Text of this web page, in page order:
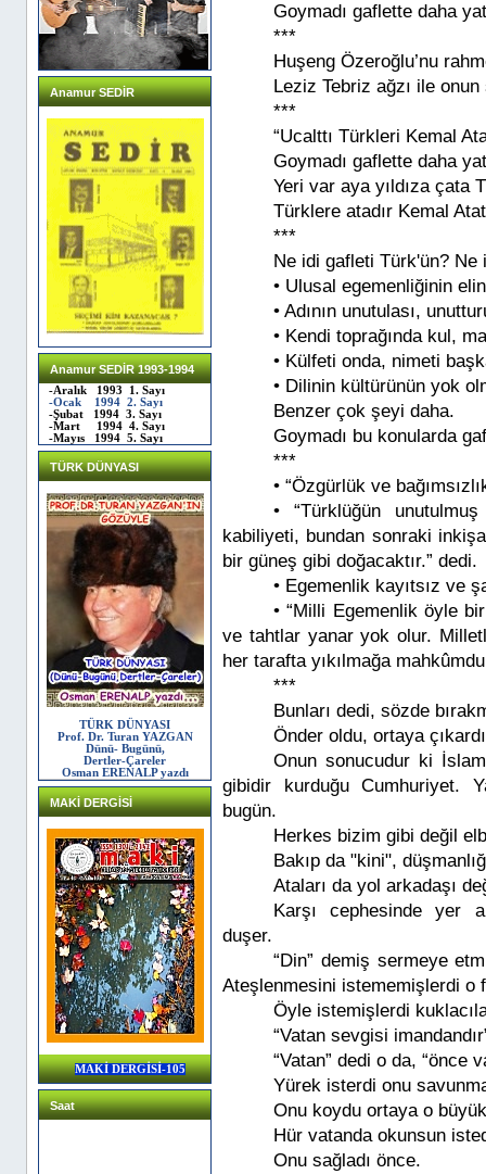
Anamur SEDİR
Anamur SEDİR 1993-1994
-Aralık 1993 1. Sayı
-Ocak 1994 2. Sayı
-Şubat 1994 3. Sayı
-Mart 1994 4. Sayı
-Mayıs 1994 5. Sayı
TÜRK DÜNYASI
TÜRK DÜNYASI
Prof. Dr. Turan YAZGAN
Dünü- Bugünü,
Dertler-Çareler
Osman ERENALP yazdı
MAKİ DERGİSİ
MAKİ DERGİSİ-105
Saat
Goymadı gaflette daha
***
Huşeng Özeroğlu’nu
Leziz Tebriz ağzı ile
***
“Ucalttı Türkleri Kemal
Goymadı gaflette daha
Yeri var aya yıldıza çata
Türklere atadır Kemal
***
Ne idi gafleti Türk'ün? Ne
• Ulusal egemenliğinin
• Adının unutulası,
• Kendi toprağında kul,
• Külfeti onda, nimeti
• Dilinin kültürünün yok
Benzer çok şeyi daha.
Goymadı bu konularda
***
• “Özgürlük ve
• “Türklüğün
kabiliyeti, bundan sonraki
bir güneş gibi doğacaktır.” dedi.
• Egemenlik kayıtsız ve
• “Milli Egemenlik öyle
ve tahtlar yanar yok olur.
her tarafta yıkılmağa
***
Bunları dedi, sözde
Önder oldu, ortaya
Onun sonucudur ki
gibidir kurduğu Cumhuriyet.
bugün.
Herkes bizim gibi değil
Bakıp da "kini",
Ataları da yol arkadaşı
Karşı cephesinde yer
duşer.
“Din” demiş sermeye
Ateşlenmesini istememişlerdi o
Öyle istemişlerdi
“Vatan sevgisi
“Vatan” dedi o da, “önce
Yürek isterdi onu
Onu koydu ortaya o
Hür vatanda okunsun
Onu sağladı önce.